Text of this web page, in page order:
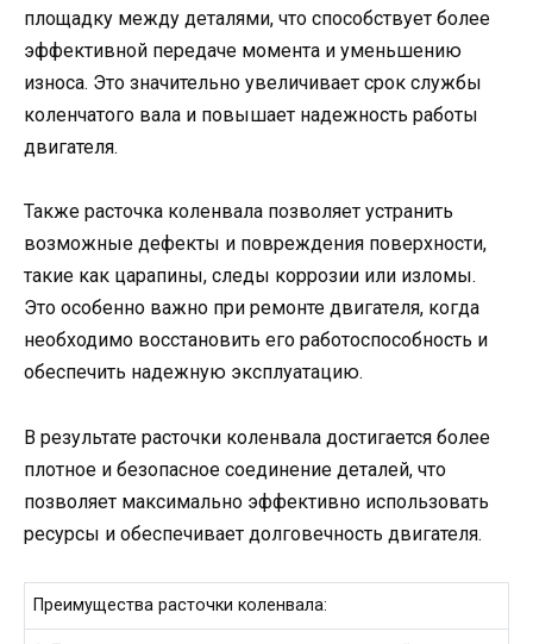
площадку между деталями, что способствует более
эффективной передаче момента и уменьшению
износа. Это значительно увеличивает срок службы
коленчатого вала и повышает надежность работы
двигателя.
Также расточка коленвала позволяет устранить
возможные дефекты и повреждения поверхности,
такие как царапины, следы коррозии или изломы.
Это особенно важно при ремонте двигателя, когда
необходимо восстановить его работоспособность и
обеспечить надежную эксплуатацию.
В результате расточки коленвала достигается более
плотное и безопасное соединение деталей, что
позволяет максимально эффективно использовать
ресурсы и обеспечивает долговечность двигателя.
Преимущества расточки коленвала: